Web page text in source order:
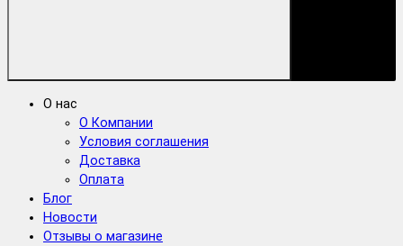
О нас
О Компании
Условия соглашения
Доставка
Оплата
Блог
Новости
Отзывы о магазине